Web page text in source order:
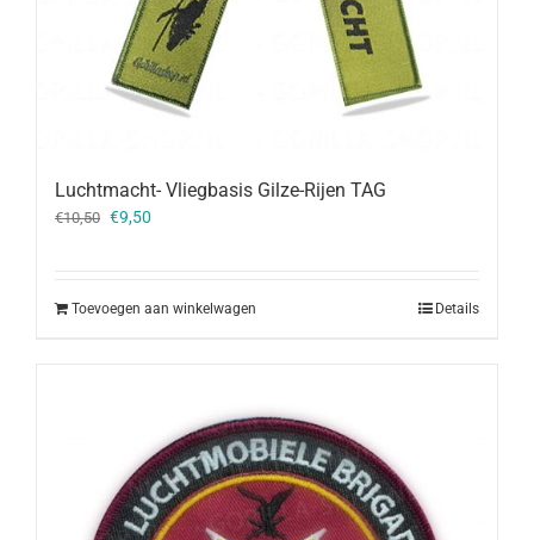
Luchtmacht- Vliegbasis Gilze-Rijen TAG
€10,50 Oorspronkelijke
€9,50
Toevoegen aan winkelwagen Details